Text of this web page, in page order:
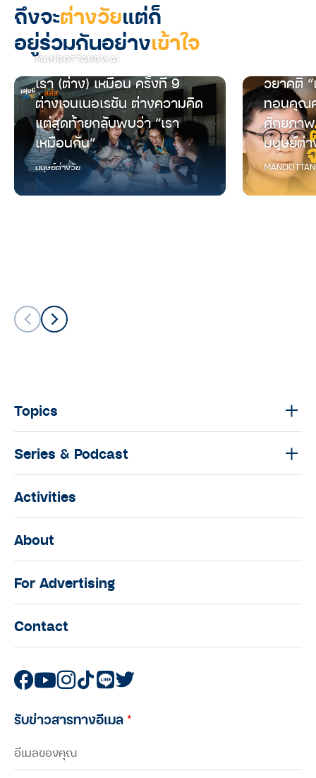
ถึงจะต่างวัยแต่ก็
อยู่ร่วมกันอย่างเข้าใจ
MANOOTTANGWAI
เรา (ต่าง) เหมือน ครั้งที่ 9
ต่างเจนเนอเรชัน ต่างความคิด
แต่สุดท้ายกลับพบว่า “เรา
เหมือนกัน”
มนุษย์ต่างวัย
วยาคติ
ทอนคุณ
ศักยภา
มนุษย์ต่า
Topics
Series & Podcast
Activities
About
For Advertising
Contact
รับข่าวสารทางอีเมล*